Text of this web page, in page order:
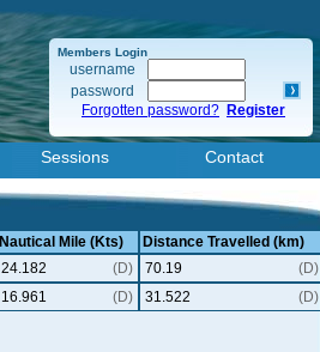
Members Login
username
password
Forgotten password? Register
Sessions Contact
Nautical Mile (Kts)
Distance Travelled (km)
24.182 (D) 70.19
(D)
16.961 (D) 31.522
(D)